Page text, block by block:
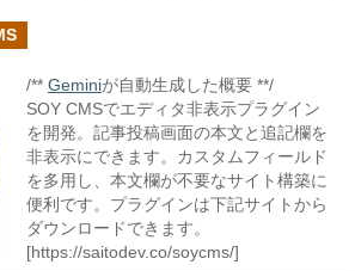
/** Geminiが自動生成した概要 **/
SOY CMSでエディタ非表示プラグイン
を開発。記事投稿画面の本文と追記欄を
非表示にできます。カスタムフィールド
を多用し、本文欄が不要なサイト構築に
便利です。プラグインは下記サイトから
ダウンロードできます。
[https://saitodev.co/soycms/]